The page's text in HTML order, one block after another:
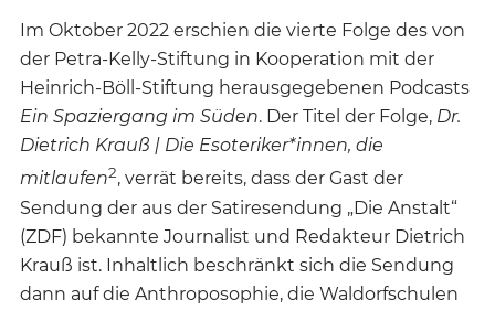
Im Oktober 2022 erschien die vierte Folge des von
der Petra-Kelly-Stiftung in Kooperation mit der
Heinrich-Böll-Stiftung herausgegebenen Podcasts
Ein Spaziergang im Süden. Der Titel der Folge, Dr.
Dietrich Krauß | Die Esoteriker*innen, die
mitlaufen2, verrät bereits, dass der Gast der
Sendung der aus der Satiresendung „Die Anstalt“
(ZDF) bekannte Journalist und Redakteur Dietrich
Krauß ist. Inhaltlich beschränkt sich die Sendung
dann auf die Anthroposophie, die Waldorfschulen